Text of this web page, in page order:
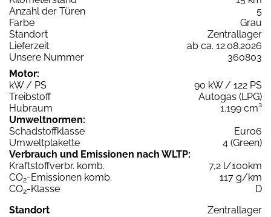
Anzahl der Türen
5
Farbe
Grau
Standort
Zentrallager
Lieferzeit
ab ca. 12.08.2026
Unsere Nummer
360803
Motor:
kW / PS
90 kW / 122 PS
Treibstoff
Autogas (LPG)
Hubraum
1.199 cm³
Umweltnormen:
Schadstoffklasse
Euro6
Umweltplakette
4 (Green)
Verbrauch und Emissionen nach WLTP:
Kraftstoffverbr. komb.
7,2 l/100km
CO2-Emissionen komb.
117 g/km
CO2-Klasse
D
Standort
Zentrallager